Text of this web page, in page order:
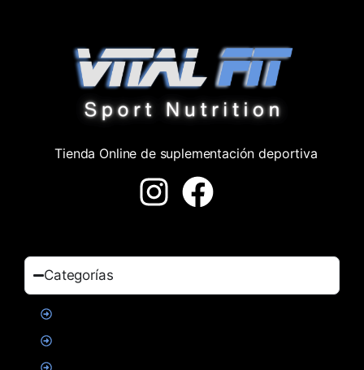
Tienda Online de suplementación deportiva
Categorías